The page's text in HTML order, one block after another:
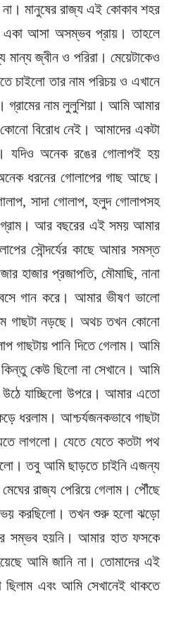
মানুষের রাজ্য এই কোকাব শহর
একা আসা অসম্ভব প্রায়। তাহলে
মান্য জ্বীন ও পরিরা। মেয়েটাকেও
চাইলো তার নাম পরিচয় ও এখানে
গ্রামের নাম লুলুশিয়া। আমি আমার
কোনো বিরোধ নেই। আমাদের একটা
যদিও অনেক রঙের গোলাপই হয়
ধরনের গোলাপের গাছ আছে।
সাদা গোলাপ, হলুদ গোলাপসহ
গ্রাম। আর বছরের এই সময় আমার
সৌন্দর্যের কাছে আমার সমস্ত
হাজার প্রজাপতি, মৌমাছি, নানা
গান করে। আমার ভীষণ ভালো
গাছটা নড়ছে। অথচ তখন কোনো
গাছটায় পানি দিতে গেলাম। আমি
কিন্তু কেউ ছিলো না সেখানে। আমি
যাচ্ছিলো উপরে। আমার এতো
ধরলাম। আশ্চর্যজনকভাবে গাছটা
লাগলো। যেতে যেতে কতটা পথ
তবু আমি ছাড়তে চাইনি এজন্য
রাজ্য পেরিয়ে গেলাম। পৌঁছে
ভয় করছিলো। তখন শুরু হলো ঝড়ো
সম্ভব হয়নি। আমার হাত ফসকে
আমি জানি না। তোমাদের এই
এবং আমি সেখানেই থাকতে